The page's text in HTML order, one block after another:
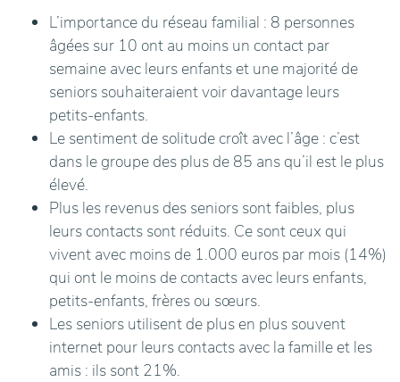
L’importance du réseau familial : 8 personnes
âgées sur 10 ont au moins un contact par
semaine avec leurs enfants et une majorité de
seniors souhaiteraient voir davantage leurs
petits-enfants.
Le sentiment de solitude croît avec l’âge : c’est
dans le groupe des plus de 85 ans qu’il est le plus
élevé.
Plus les revenus des seniors sont faibles, plus
leurs contacts sont réduits. Ce sont ceux qui
vivent avec moins de 1.000 euros par mois (14%)
qui ont le moins de contacts avec leurs enfants,
petits-enfants, frères ou sœurs.
Les seniors utilisent de plus en plus souvent
internet pour leurs contacts avec la famille et les
amis : ils sont 21%.